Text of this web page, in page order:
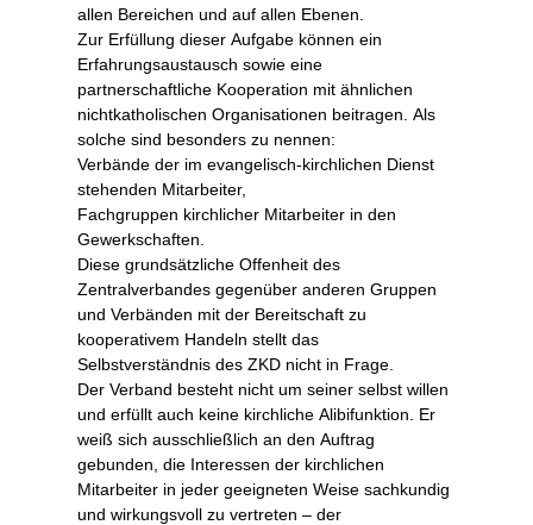
allen Bereichen und auf allen Ebenen.
Zur Erfüllung dieser Aufgabe können ein
Erfahrungsaustausch sowie eine
partnerschaftliche Kooperation mit ähnlichen
nichtkatholischen Organisationen beitragen. Als
solche sind besonders zu nennen:
Verbände der im evangelisch-kirchlichen Dienst
stehenden Mitarbeiter,
Fachgruppen kirchlicher Mitarbeiter in den
Gewerkschaften.
Diese grundsätzliche Offenheit des
Zentralverbandes gegenüber anderen Gruppen
und Verbänden mit der Bereitschaft zu
kooperativem Handeln stellt das
Selbstverständnis des ZKD nicht in Frage.
Der Verband besteht nicht um seiner selbst willen
und erfüllt auch keine kirchliche Alibifunktion. Er
weiß sich ausschließlich an den Auftrag
gebunden, die Interessen der kirchlichen
Mitarbeiter in jeder geeigneten Weise sachkundig
und wirkungsvoll zu vertreten – der